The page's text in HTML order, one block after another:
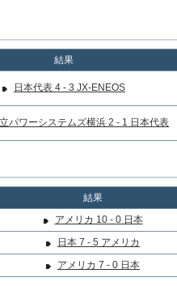
結果
日本代表 4 - 3 JX-ENEOS
パワーシステムズ横浜 2 - 1 日本代表
結果
アメリカ 10 - 0 日本
日本 7 - 5 アメリカ
アメリカ 7 - 0 日本